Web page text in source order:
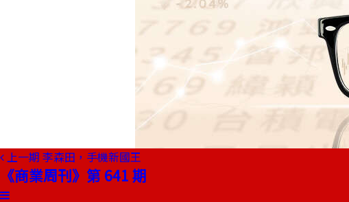
上一期 李森田，手機新國王
《商業周刊》第 641 期